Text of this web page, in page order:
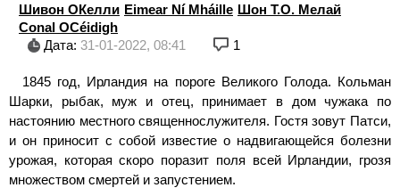
Шивон ОКелли Eimear Ní Mháille Шон Т.О. Мелай
Conal OCéidigh
Дата: 31-01-2022, 08:41 1
1845 год, Ирландия на пороге Великого Голода. Кольман
Шарки, рыбак, муж и отец, принимает в дом чужака по
настоянию местного священнослужителя. Гостя зовут Патси,
и он приносит с собой известие о надвигающейся болезни
урожая, которая скоро поразит поля всей Ирландии, грозя
множеством смертей и запустением.